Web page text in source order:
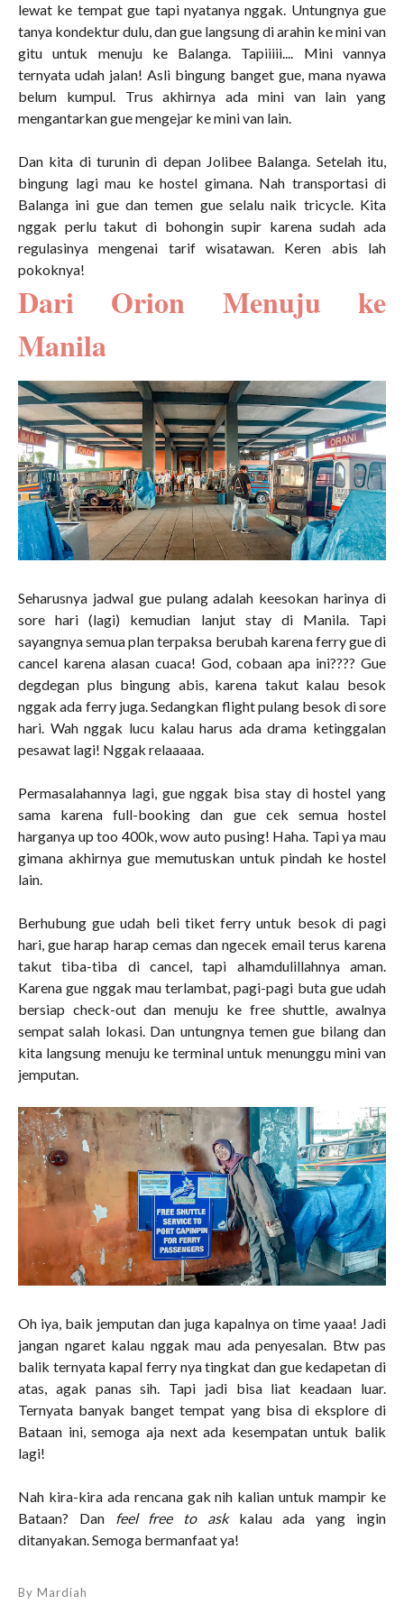
lewat ke tempat gue tapi nyatanya nggak. Untungnya gue
tanya kondektur dulu, dan gue langsung di arahin ke mini van
gitu untuk menuju ke Balanga. Tapiiiii.... Mini vannya
ternyata udah jalan! Asli bingung banget gue, mana nyawa
belum kumpul. Trus akhirnya ada mini van lain yang
mengantarkan gue mengejar ke mini van lain.
Dan kita di turunin di depan Jolibee Balanga. Setelah itu,
bingung lagi mau ke hostel gimana. Nah transportasi di
Balanga ini gue dan temen gue selalu naik tricycle. Kita
nggak perlu takut di bohongin supir karena sudah ada
regulasinya mengenai tarif wisatawan. Keren abis lah
pokoknya!
Dari Orion Menuju ke
Manila
Seharusnya jadwal gue pulang adalah keesokan harinya di
sore hari (lagi) kemudian lanjut stay di Manila. Tapi
sayangnya semua plan terpaksa berubah karena ferry gue di
cancel karena alasan cuaca! God, cobaan apa ini???? Gue
degdegan plus bingung abis, karena takut kalau besok
nggak ada ferry juga. Sedangkan flight pulang besok di sore
hari. Wah nggak lucu kalau harus ada drama ketinggalan
pesawat lagi! Nggak relaaaaa.
Permasalahannya lagi, gue nggak bisa stay di hostel yang
sama karena full-booking dan gue cek semua hostel
harganya up too 400k, wow auto pusing! Haha. Tapi ya mau
gimana akhirnya gue memutuskan untuk pindah ke hostel
lain.
Berhubung gue udah beli tiket ferry untuk besok di pagi
hari, gue harap harap cemas dan ngecek email terus karena
takut tiba-tiba di cancel, tapi alhamdulillahnya aman.
Karena gue nggak mau terlambat, pagi-pagi buta gue udah
bersiap check-out dan menuju ke free shuttle, awalnya
sempat salah lokasi. Dan untungnya temen gue bilang dan
kita langsung menuju ke terminal untuk menunggu mini van
jemputan.
Oh iya, baik jemputan dan juga kapalnya on time yaaa! Jadi
jangan ngaret kalau nggak mau ada penyesalan. Btw pas
balik ternyata kapal ferry nya tingkat dan gue kedapetan di
atas, agak panas sih. Tapi jadi bisa liat keadaan luar.
Ternyata banyak banget tempat yang bisa di eksplore di
Bataan ini, semoga aja next ada kesempatan untuk balik
lagi!
Nah kira-kira ada rencana gak nih kalian untuk mampir ke
Bataan? Dan
feel free to askkalau ada yang ingin
ditanyakan. Semoga bermanfaat ya!
By Mardiah